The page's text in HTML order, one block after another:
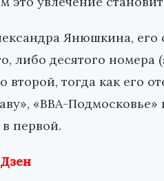
Янюшкина,
либо десятого
второй, тогда как его
«ВВА-
первой.